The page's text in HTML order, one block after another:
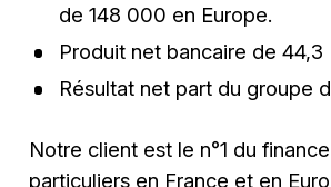
de 148 000 en Europe.
Produit net bancaire de 44,3
Résultat net part du groupe
Notre client est le n°1 du
particuliers en France et en